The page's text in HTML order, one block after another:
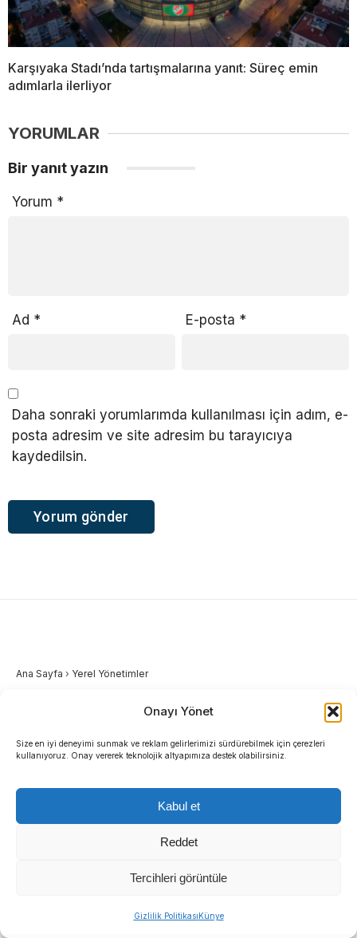
Onayı Yönet
Size en iyi deneyimi sunmak ve reklam gelirlerimizi sürdürebilmek için çerezleri
kullanıyoruz. Onay vererek teknolojik altyapımıza destek olabilirsiniz.
Kabul et
Reddet
Tercihleri görüntüle
Gizlilik PolitikasıKünye
Karşıyaka Stadı’nda tartışmalarına yanıt: Süreç emin
adımlarla ilerliyor
YORUMLAR
Bir yanıt yazın
Yorum *
Ad * E-posta *
Daha sonraki yorumlarımda kullanılması için adım, e-
posta adresim ve site adresim bu tarayıcıya
kaydedilsin.
Ana Sayfa › Yerel Yönetimler
İlkay Çiçek’in
avukatından: “Sızdırılan
yazışmalar kurgusal ve
dijital montaj”
soruşturma kapsamında gözaltında bulunan